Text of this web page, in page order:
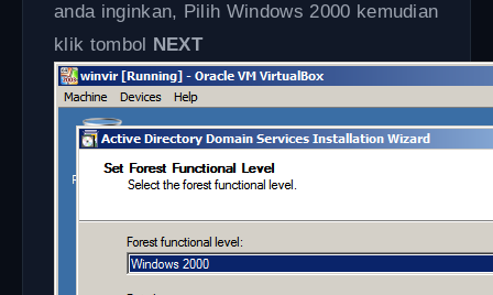
anda inginkan, Pilih Windows 2000 kemudian
klik tombol NEXT